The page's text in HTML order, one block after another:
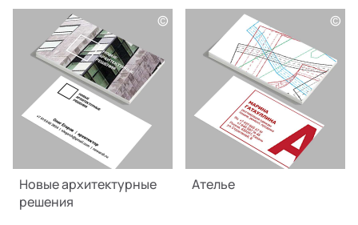
©
Новые архитектурные
решения
©
Ателье